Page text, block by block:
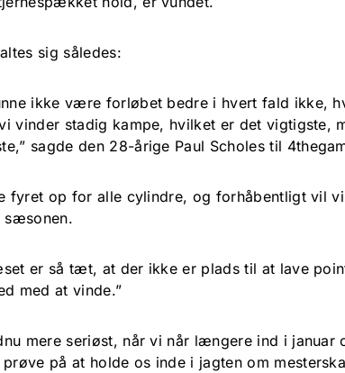
sig således:
ikke være forløbet bedre i hvert fald ikke,
vinder stadig kampe, hvilket er det vigtigste,
sagde den 28-årige Paul Scholes til
fyret op for alle cylindre, og forhåbentligt vil
sæsonen.
er så tæt, at der ikke er plads til at lave
med at vinde.”
mere seriøst, når vi når længere ind i januar
på at holde os inde i jagten om